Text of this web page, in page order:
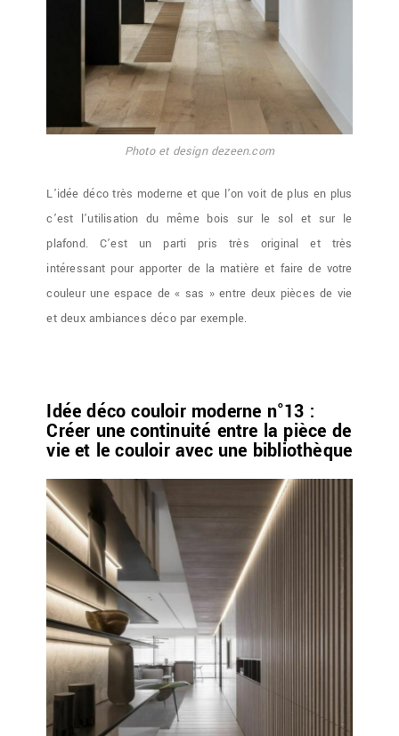
Photo et design dezeen.com
L’idée déco très moderne et que l’on voit de plus en plus
c’est l’utilisation du même bois sur le sol et sur le
plafond. C’est un parti pris très original et très
intéressant pour apporter de la matière et faire de votre
couleur une espace de « sas » entre deux pièces de vie
et deux ambiances déco par exemple.
Idée déco couloir moderne n°13 :
Créer une continuité entre la pièce de
vie et le couloir avec une bibliothèque